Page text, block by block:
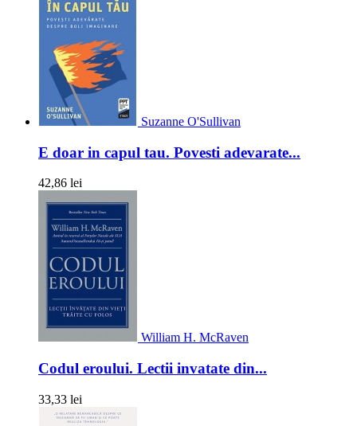
Suzanne O'Sullivan
E doar in capul tau. Povesti adevarate...
42,86 lei
William H. McRaven
Codul eroului. Lectii invatate din...
33,33 lei